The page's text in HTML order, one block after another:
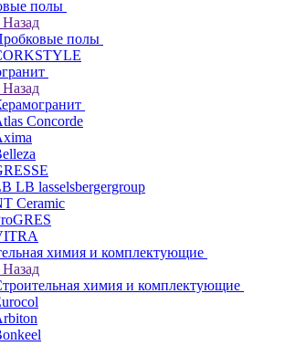
полы
Назад
полы
Назад
Concorde
LB lasselsbergergroup
Ceramic
химия и комплектующие
Назад
химия и комплектующие